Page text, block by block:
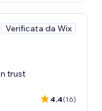
Verificata da Wix
trust
4.4(16)